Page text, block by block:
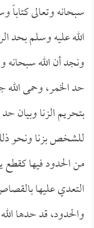
سبحانه وتعالى
الله عليه وسلم بحد
ونجد أن الله سبحانه
حد الخمر، وحمى
بتحريم الزنا وبيان
للشخص بزنا ونحو
من الحدود فيها
التعدي عليها
والحدود، قد حدها